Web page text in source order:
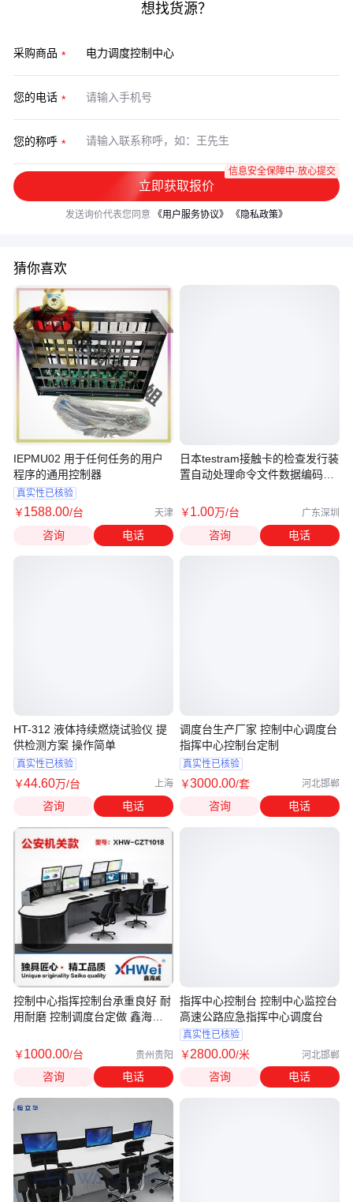
想找货源？
采购商品
您的电话
您的称呼
立即获取报价
信息安全保障中·放心提交
发送询价代表您同意 《用户服务协议》 《隐私政策》
猜你喜欢
IEPMU02 用于任何任务的用户
程序的通用控制器
真实性已核验
￥1588.00/台 天津
咨询 电话
HT-312 液体持续燃烧试验仪 提
供检测方案 操作简单
真实性已核验
￥44.60万/台 上海
咨询 电话
控制中心指挥控制台承重良好 耐
用耐磨 控制调度台定做 鑫海威
￥1000.00/台 贵州贵阳
咨询 电话
日本testram接触卡的检查发行装
置自动处理命令文件数据编码
￥1.00万/台 广东深圳
咨询 电话
调度台生产厂家 控制中心调度台
指挥中心控制台定制
真实性已核验
￥3000.00/套 河北邯郸
咨询 电话
指挥中心控制台 控制中心监控台
高速公路应急指挥中心调度台
真实性已核验
￥2800.00/米 河北邯郸
咨询 电话